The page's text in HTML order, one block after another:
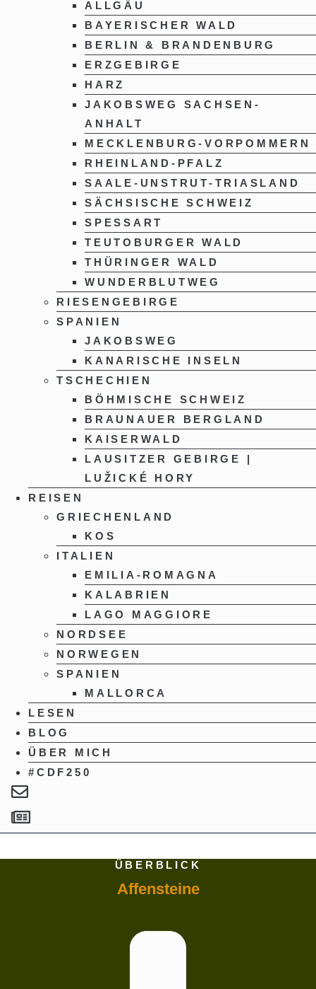
ALLGÄU
BAYERISCHER WALD
BERLIN & BRANDENBURG
ERZGEBIRGE
HARZ
JAKOBSWEG SACHSEN-
ANHALT
MECKLENBURG-VORPOMMERN
RHEINLAND-PFALZ
SAALE-UNSTRUT-TRIASLAND
SÄCHSISCHE SCHWEIZ
SPESSART
TEUTOBURGER WALD
THÜRINGER WALD
WUNDERBLUTWEG
RIESENGEBIRGE
SPANIEN
JAKOBSWEG
KANARISCHE INSELN
TSCHECHIEN
BÖHMISCHE SCHWEIZ
BRAUNAUER BERGLAND
KAISERWALD
LAUSITZER GEBIRGE |
LUŽICKÉ HORY
REISEN
GRIECHENLAND
KOS
ITALIEN
EMILIA-ROMAGNA
KALABRIEN
LAGO MAGGIORE
NORDSEE
NORWEGEN
SPANIEN
MALLORCA
LESEN
BLOG
ÜBER MICH
#CDF250
ÜBERBLICK
Affensteine